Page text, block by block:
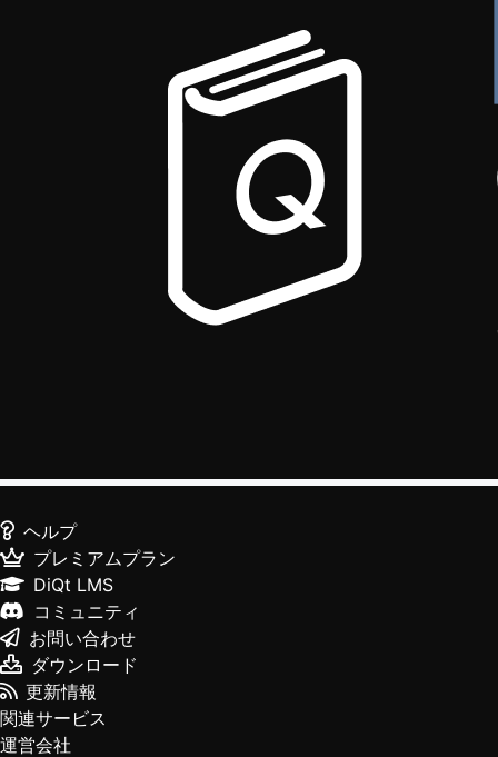
ヘルプ
プレミアムプラン
DiQt LMS
コミュニティ
お問い合わせ
ダウンロード
更新情報
関連サービス
運営会社